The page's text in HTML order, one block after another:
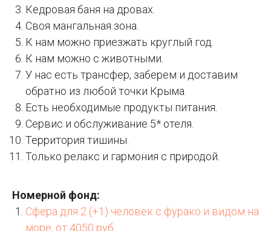
Кедровая баня на дровах.
Своя мангальная зона.
К нам можно приезжать круглый год.
К нам можно с животными.
У нас есть трансфер, заберем и доставим
обратно из любой точки Крыма.
Есть необходимые продукты питания.
Сервис и обслуживание 5* отеля.
Территория тишины.
Только релакс и гармония с природой.
Номерной фонд:
Сфера для 2 (+1) человек с фурако и видом на
море, от 4050 руб.